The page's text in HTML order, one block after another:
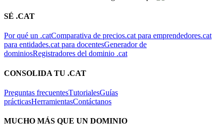
SÉ .CAT
Por qué un .catComparativa de precios.cat para emprendedores.cat
para entidades.cat para docentesGenerador de
dominiosRegistradores del dominio .cat
CONSOLIDA TU .CAT
Preguntas frecuentesTutorialesGuías
prácticasHerramientasContáctanos
MUCHO MÁS QUE UN DOMINIO